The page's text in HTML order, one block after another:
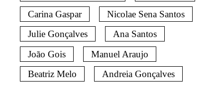
Carina Gaspar
Nicolae Sena Santos
Julie Gonçalves
Ana Santos
João Gois
Manuel Araujo
Beatriz Melo
Andreia Gonçalves